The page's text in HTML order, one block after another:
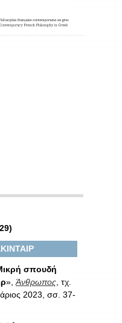
σπουδή
», Άνθρωπος , τχ.
2023, σσ. 37-